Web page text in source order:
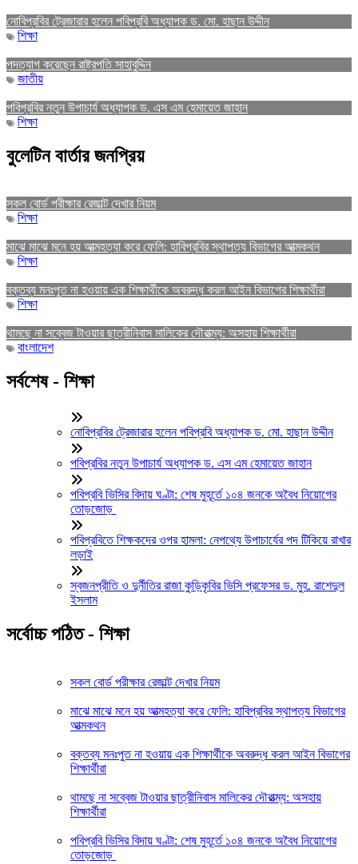
নোবিপ্রবির ট্রেজারার হলেন পবিপ্রবি অধ্যাপক ড. মো. হাছান উদ্দীন
শিক্ষা
পদত্যাগ করেছেন রাষ্ট্রপতি সাহাবুদ্দিন
জাতীয়
পবিপ্রবির নতুন উপাচার্য অধ্যাপক ড. এস এম হেমায়েত জাহান
শিক্ষা
বুলেটিন বার্তার জনপ্রিয়
সকল বোর্ড পরীক্ষার রেজাল্ট দেখার নিয়ম
শিক্ষা
মাঝে মাঝে মনে হয় আত্মহত্যা করে ফেলি: হাবিপ্রবির স্থাপত্য বিভাগের আত্মকথন
শিক্ষা
বক্তব্য মনঃপুত না হওয়ায় এক শিক্ষার্থীকে অবরুদ্ধ করল আইন বিভাগের শিক্ষার্থীরা
শিক্ষা
থামছে না সব্বেজ টাওয়ার ছাত্রীনিবাস মালিকের দৌরাত্ম্য: অসহায় শিক্ষার্থীরা
বাংলাদেশ
সর্বশেষ - শিক্ষা
নোবিপ্রবির ট্রেজারার হলেন পবিপ্রবি অধ্যাপক ড. মো. হাছান উদ্দীন
পবিপ্রবির নতুন উপাচার্য অধ্যাপক ড. এস এম হেমায়েত জাহান
পবিপ্রবি ভিসির বিদায় ঘণ্টা: শেষ মুহূর্তে ১০৪ জনকে অবৈধ নিয়োগের
তোড়জোড়
পবিপ্রবিতে শিক্ষকদের ওপর হামলা: নেপথ্যে উপাচার্যের পদ টিকিয়ে রাখার
লড়াই
স্বজনপ্রীতি ও দুর্নীতির রাজা কুড়িকৃবির ভিসি প্রফেসর ড. মুহ. রাশেদুল
ইসলাম
সর্বোচ্চ পঠিত - শিক্ষা
সকল বোর্ড পরীক্ষার রেজাল্ট দেখার নিয়ম
মাঝে মাঝে মনে হয় আত্মহত্যা করে ফেলি: হাবিপ্রবির স্থাপত্য বিভাগের
আত্মকথন
বক্তব্য মনঃপুত না হওয়ায় এক শিক্ষার্থীকে অবরুদ্ধ করল আইন বিভাগের
শিক্ষার্থীরা
থামছে না সব্বেজ টাওয়ার ছাত্রীনিবাস মালিকের দৌরাত্ম্য: অসহায়
শিক্ষার্থীরা
পবিপ্রবি ভিসির বিদায় ঘণ্টা: শেষ মুহূর্তে ১০৪ জনকে অবৈধ নিয়োগের
তোড়জোড়